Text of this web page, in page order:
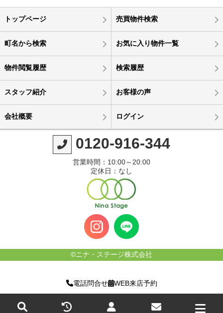
トップページ 売買物件検索
町名から検索 お気に入り物件一覧
物件閲覧履歴 検索履歴
スタッフ紹介 お客様の声
会社概要 ログイン
0120-916-344
営業時間：10:00～20:00
定休日：なし
©ニナ・ステージ株式会社
電話問合せ WEB来店予約